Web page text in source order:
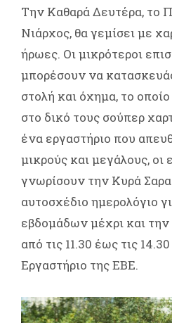
Την Καθαρά Δευτέρα, το
Νιάρχος, θα γεμίσει με
ήρωες. Οι μικρότεροι
μπορέσουν να
στολή και όχημα, το
στο δικό τους σούπερ
ένα εργαστήριο που
μικρούς και μεγάλους, οι
γνωρίσουν την Κυρά
αυτοσχέδιο ημερολόγιο
εβδομάδων μέχρι και
από τις 11.30 έως τις
Εργαστήριο της ΕΒΕ.